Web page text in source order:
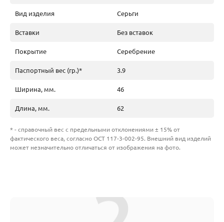
Вид изделия Серьги
Вставки Без вставок
Покрытие Серебрение
Паспортный вес (гр.)* 3.9
Ширина, мм. 46
Длина, мм. 62
* - справочный вес с предельными отклонениями ± 15% от
фактического веса, согласно ОСТ 117-3-002-95. Внешний вид изделий
может незначительно отличаться от изображения на фото.